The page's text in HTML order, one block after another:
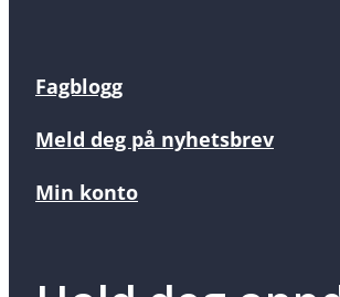
Fagblogg
Meld deg på nyhetsbrev
Min konto